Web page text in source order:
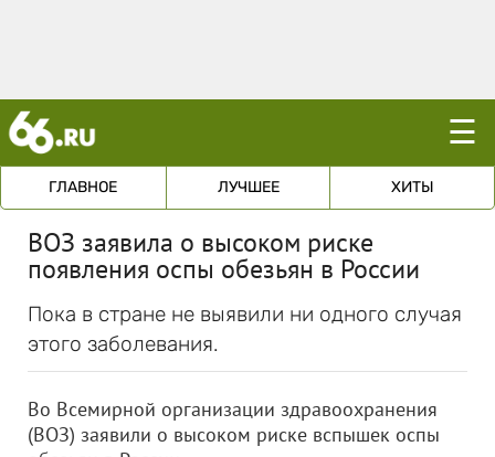
☰
ГЛАВНОЕ ЛУЧШЕЕ ХИТЫ
ВОЗ заявила о высоком риске
появления оспы обезьян в России
Пока в стране не выявили ни одного случая
этого заболевания.
Во Всемирной организации здравоохранения
(ВОЗ) заявили о высоком риске вспышек оспы